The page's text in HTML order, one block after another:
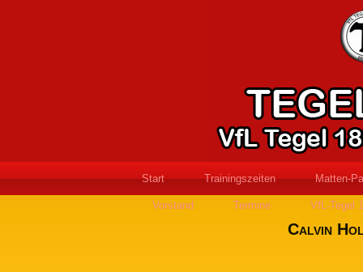
Start Trainingszeiten Matten-
Vorstand Termine VfL-Tegel
Calvin